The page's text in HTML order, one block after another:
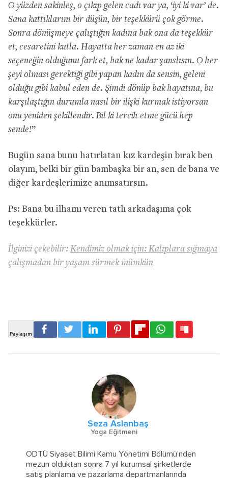
O yüzden sakinleş, o çıkıp gelen cadı var ya, ‘iyi ki var’ de.
Sana kattıklarını bir düşün, bir teşekkürü çok görme.
Sonra dönüşmeye çalıştığın kadına bak ona da teşekkür
et, cesaretini kutla. Hayatta her zaman en az iki
seçeneğin olduğunu fark et, bak ne kadar şanslısın. O her
şeyi olması gerektiği gibi yapan kadın da sensin, geleni
olduğu gibi kabul eden de. Şimdi dönüp bak hayatına, bu
karşılaştığın durumla nasıl bir ilişki kurmak istiyorsan
onu yeniden şekillendir. Bil ki tercih etme gücü hep
sende!”
Bugün sana bunu hatırlatan kız kardeşin bırak ben
olayım, belki bir gün bambaşka bir an, sen de bana ve
diğer kardeşlerimize anımsatırsın.
Ps: Bana bu ilhamı veren tatlı arkadaşıma çok
teşekkürler.
İlginizi çekebilir: Kendimiz olmak için: Kalıplara sığmaya
çalışmadan bir yaşam sürmek mümkün
Seza Aslanbaş
Yoga Eğitmeni
ODTÜ Siyaset Bilimi Kamu Yönetimi Bölümü’nden
mezun olduktan sonra 7 yıl kurumsal şirketlerde
satış planlama ve pazarlama departmanlarında